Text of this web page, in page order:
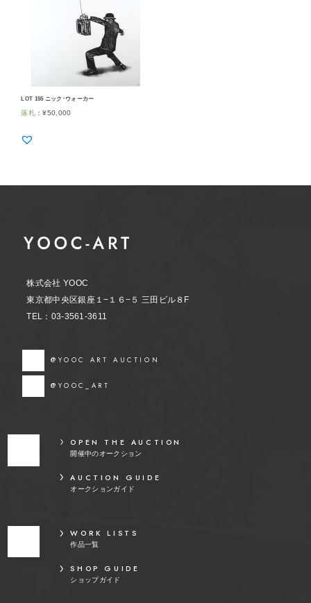
LOT 155 ニック･ウォーカー
落札 ：¥50,000
株式会社 YOOC
東京都中央区銀座１−１６−５ 三田ビル８F
TEL：03-3561-3611
@YOOC ART AUCTION
@YOOC_ART
OPEN THE AUCTION
開催中のオークション
AUCTION GUIDE
オークションガイド
WORK LISTS
作品一覧
SHOP GUIDE
ショップガイド